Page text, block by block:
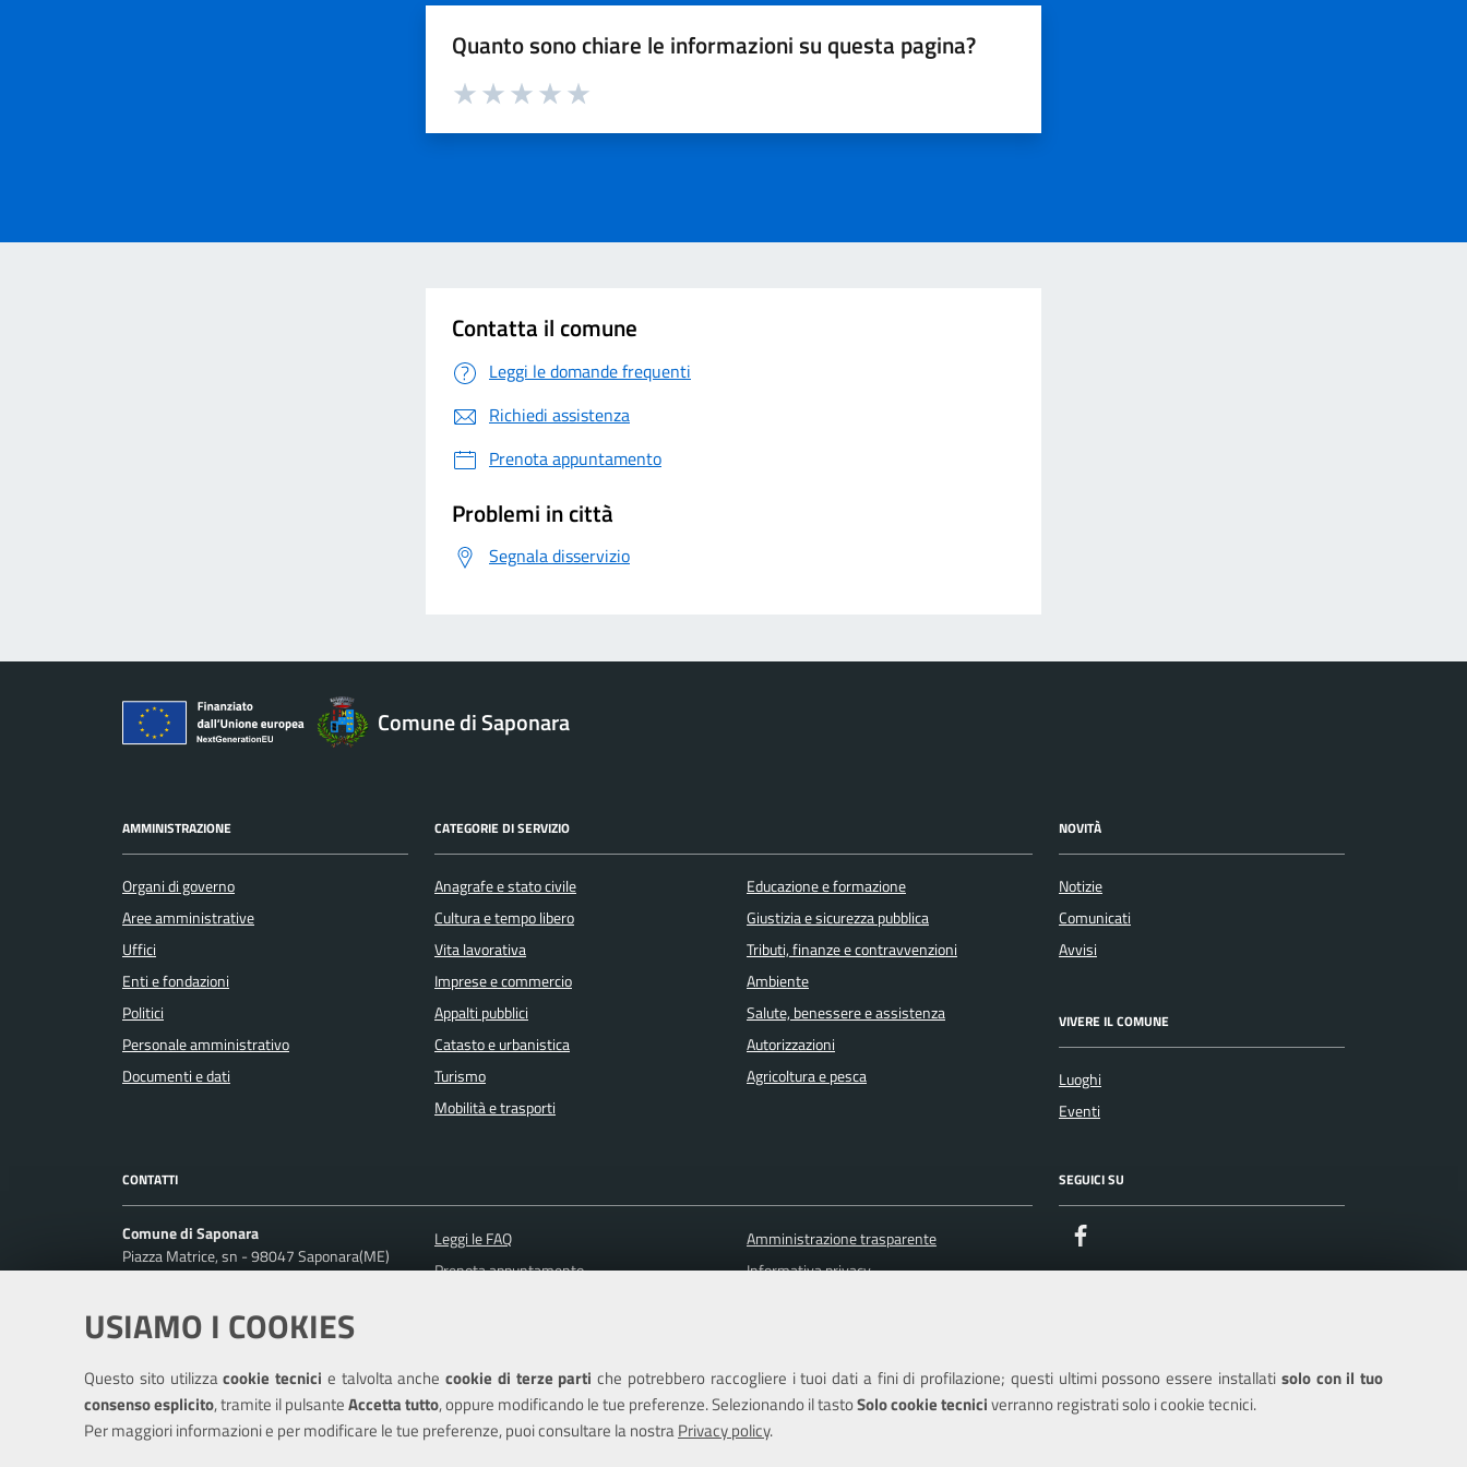
USIAMO I COOKIES
Questo sito utilizzacookie tecnici e talvolta anchecookie di terze parti che potrebbero raccogliere i tuoi dati a fini di profilazione; questi ultimi possono essere installati solo con il tuo
consenso esplicito, tramite il pulsanteAccetta tutto, oppure modificando le tue preferenze. Selezionando il tastoSolo cookie tecniciverranno registrati solo i cookie tecnici.
Per maggiori informazioni e per modificare le tue preferenze, puoi consultare la nostraPrivacy policy.
Quanto sono chiare le informazioni su questa pagina?
Contatta il comune
Leggi le domande frequenti
Richiedi assistenza
Prenota appuntamento
Problemi in città
Segnala disservizio
Comune di Saponara
AMMINISTRAZIONE
Organi di governo
Aree amministrative
Uffici
Enti e fondazioni
Politici
Personale amministrativo
Documenti e dati
CATEGORIE DI SERVIZIO
Anagrafe e stato civile
Cultura e tempo libero
Vita lavorativa
Imprese e commercio
Appalti pubblici
Catasto e urbanistica
Turismo
Mobilità e trasporti
Educazione e formazione
Giustizia e sicurezza pubblica
Tributi, finanze e contravvenzioni
Ambiente
Salute, benessere e assistenza
Autorizzazioni
Agricoltura e pesca
NOVITÀ
Notizie
Comunicati
Avvisi
VIVERE IL COMUNE
Luoghi
Eventi
CONTATTI
Comune di Saponara
Piazza Matrice, sn - 98047 Saponara(ME)
Ufficio Relazioni con il Pubblico
comune.saponara@pec.it
Centralino unico: +39 090 33 81 200
Leggi le FAQ
Prenota appuntamento
Amministrazione trasparente
Informativa privacy
SEGUICI SU